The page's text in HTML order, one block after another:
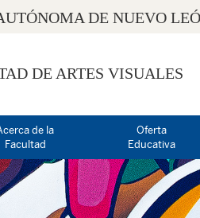
DE NUEVO
DE ARTES VISUALES
de la
Facultad
Oferta
Educativa